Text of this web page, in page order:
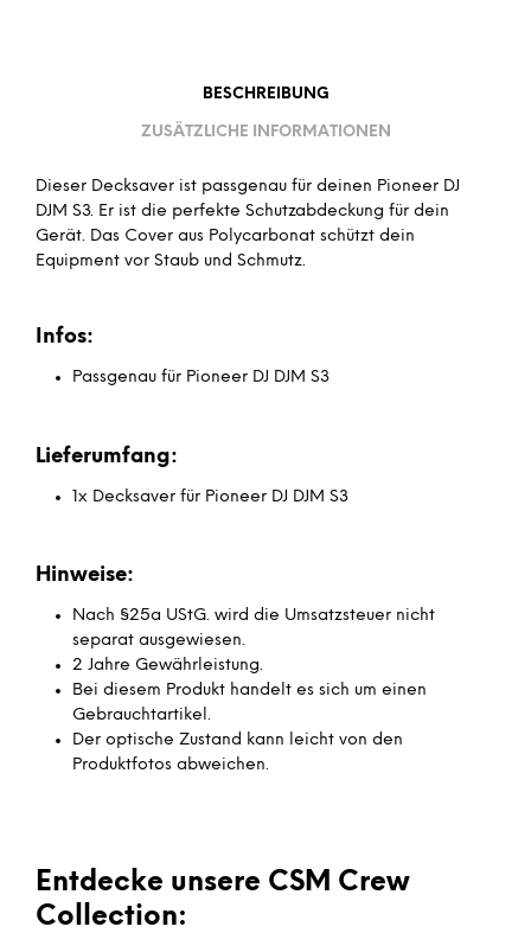
BESCHREIBUNG
ZUSÄTZLICHE INFORMATIONEN
Dieser Decksaver ist passgenau für deinen Pioneer DJ
DJM S3. Er ist die perfekte Schutzabdeckung für dein
Gerät. Das Cover aus Polycarbonat schützt dein
Equipment vor Staub und Schmutz.
Infos:
Passgenau für Pioneer DJ DJM S3
Lieferumfang:
1x Decksaver für Pioneer DJ DJM S3
Hinweise:
Nach §25a UStG. wird die Umsatzsteuer nicht
separat ausgewiesen.
2 Jahre Gewährleistung.
Bei diesem Produkt handelt es sich um einen
Gebrauchtartikel.
Der optische Zustand kann leicht von den
Produktfotos abweichen.
Entdecke unsere CSM Crew
Collection: